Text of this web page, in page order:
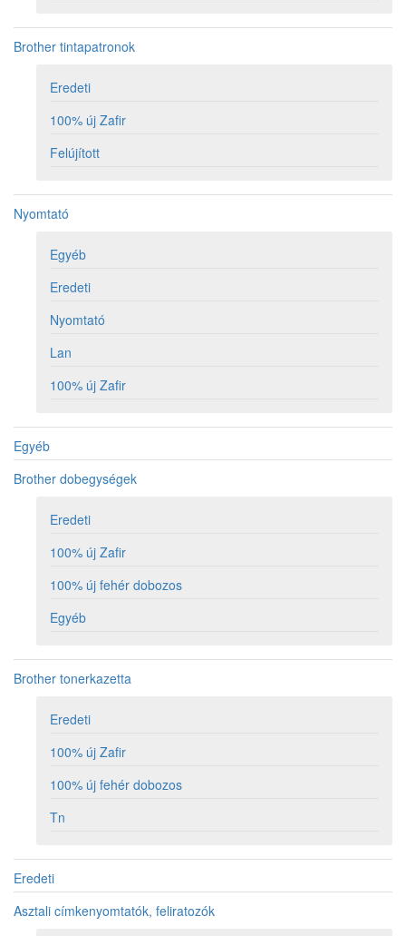
Brother tintapatronok
Eredeti
100% új Zafir
Felújított
Nyomtató
Egyéb
Eredeti
Nyomtató
Lan
100% új Zafir
Egyéb
Brother dobegységek
Eredeti
100% új Zafir
100% új fehér dobozos
Egyéb
Brother tonerkazetta
Eredeti
100% új Zafir
100% új fehér dobozos
Tn
Eredeti
Asztali címkenyomtatók, feliratozók